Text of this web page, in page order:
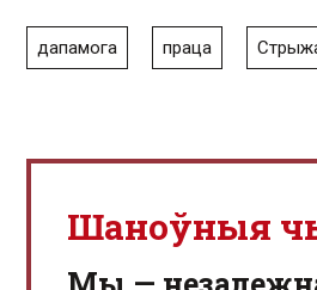
дапамога праца
Шаноўныя